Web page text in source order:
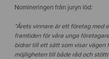
Nomineringen från juryn löd:
“Årets vinnare är ett företag med
framtiden för våra unga
bidrar till ett sätt som visar vägen
möjligheten till både råd och